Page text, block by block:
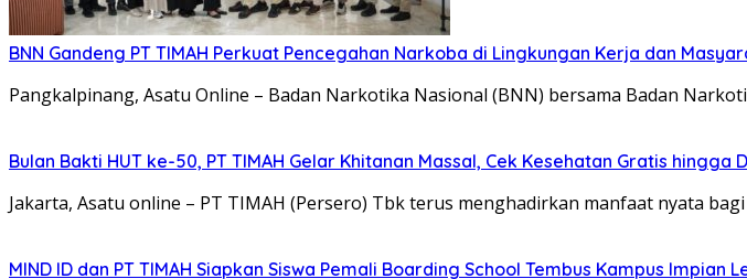
BNN Gandeng PT TIMAH Perkuat Pencegahan Narkoba di Lingkungan Kerja dan
Pangkalpinang, Asatu Online – Badan Narkotika Nasional (BNN) bersama Badan
Bulan Bakti HUT ke-50, PT TIMAH Gelar Khitanan Massal, Cek Kesehatan Gratis hingga
Jakarta, Asatu online – PT TIMAH (Persero) Tbk terus menghadirkan manfaat nyata
MIND ID dan PT TIMAH Siapkan Siswa Pemali Boarding School Tembus Kampus Impian